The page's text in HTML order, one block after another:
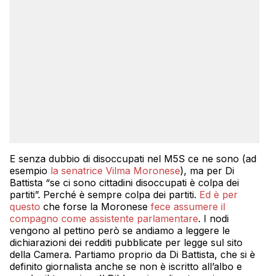
E senza dubbio di disoccupati nel M5S ce ne sono (ad
esempio la senatrice Vilma Moronese), ma per Di
Battista “se ci sono cittadini disoccupati è colpa dei
partiti”. Perché è sempre colpa dei partiti. Ed è per
questo che forse la Moronese fece assumere il
compagno come assistente parlamentare. I nodi
vengono al pettino però se andiamo a leggere le
dichiarazioni dei redditi pubblicate per legge sul sito
della Camera. Partiamo proprio da Di Battista, che si è
definito giornalista anche se non è iscritto all’albo e